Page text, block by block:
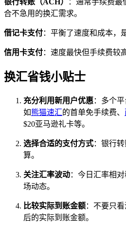
银行转账（ACH）
：通常手续费最
合不急用的换汇需求。
借记卡支付：平衡了速度和成本，
信用卡支付：速度最快但手续费较
换汇省钱小贴士
充分利用新用户优惠：多个
如熊猫速汇的首单免手续费、
$20亚马逊礼卡等。
选择合适的支付方式：银行
算。
关注汇率波动：今日汇率相
场动态。
比较实际到账金额：不要只
后的实际到账金额。